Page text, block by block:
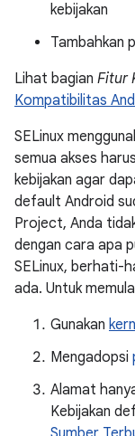
kebijakan
Tambahkan
Lihat bagian Fitur
Kompatibilitas
SELinux
semua akses
kebijakan agar
default Android
Project, Anda
dengan cara apa
SELinux, berhati-
ada. Untuk
Gunakan
Mengadopsi
Alamat
Kebijakan